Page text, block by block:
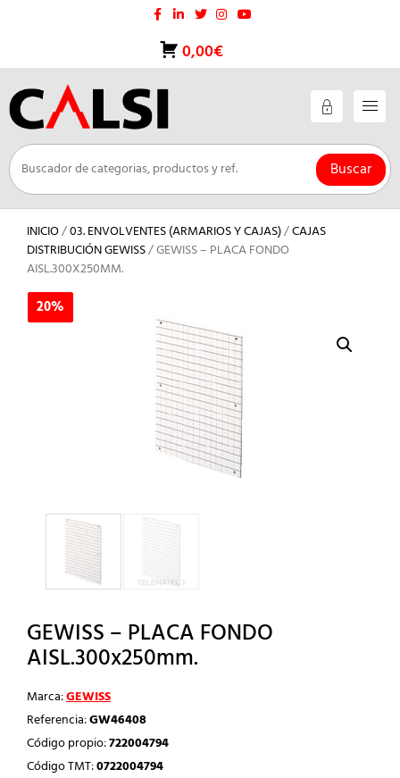
0,00€
Buscar
INICIO/03. ENVOLVENTES (ARMARIOS Y CAJAS)/CAJAS
DISTRIBUCIÓN GEWISS/ GEWISS – PLACA FONDO
AISL.300X250MM.
20%
GEWISS – PLACA FONDO
AISL.300x250mm.
Marca:GEWISS
Referencia:GW46408
Código propio:722004794
Código TMT:0722004794
20%